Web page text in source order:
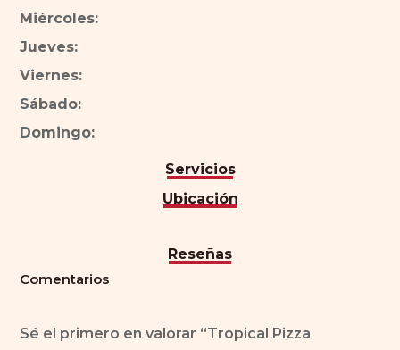
Miércoles:
Jueves:
Viernes:
Sábado:
Domingo:
Servicios
Ubicación
Reseñas
Comentarios
Sé el primero en valorar “Tropical Pizza